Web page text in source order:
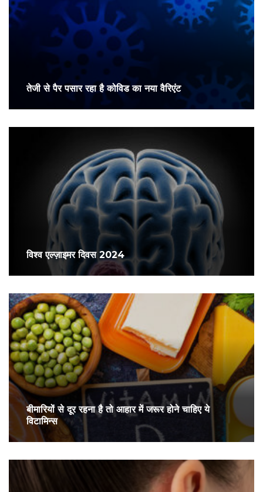
तेजी से पैर पसार रहा है कोविड का नया वैरिएंट
विश्व एल्ज़ाइमर दिवस 2024
बीमारियों से दूर रहना है तो आहार में जरूर होने चाहिए ये
विटामिन्स